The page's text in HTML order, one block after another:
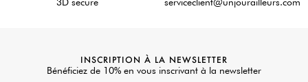
INSCRIPTION À LA NEWSLETTER
Bénéficiez de 10% en vous inscrivant à la newsletter